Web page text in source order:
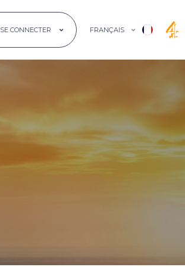
SE CONNECTER FRANÇAIS